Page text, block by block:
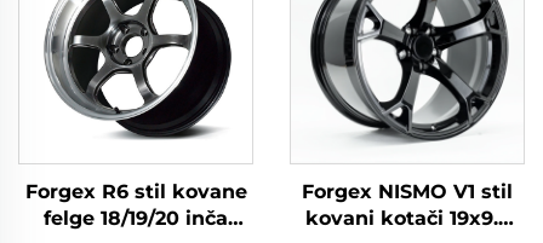
RAM1500 2500 Obod
BRZ
Forgex R6 stil kovane
felge 18/19/20 inča
Forgex NISMO V1 stil
kovani kotači 19x9.5